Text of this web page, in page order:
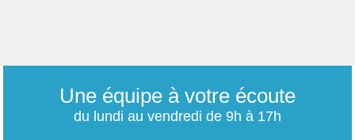
Une équipe à votre écoute
du lundi au vendredi de 9h à 17h